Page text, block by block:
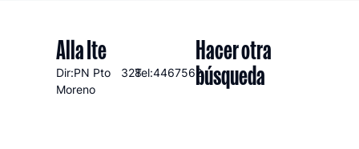
Alla Ite
Dir:PN Pto
Moreno
328Tel:4467562
Hacer otra
búsqueda